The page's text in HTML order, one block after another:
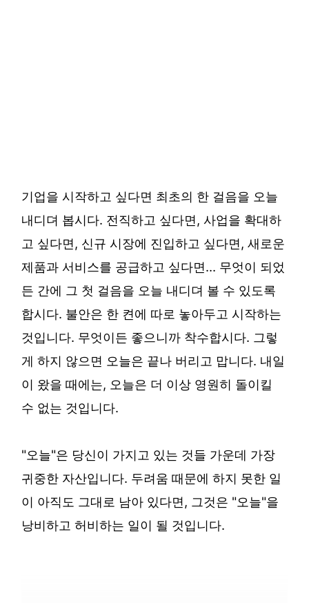
기업을 시작하고 싶다면 최초의 한 걸음을 오늘
내디뎌 봅시다. 전직하고 싶다면, 사업을 확대하
고 싶다면, 신규 시장에 진입하고 싶다면, 새로운
제품과 서비스를 공급하고 싶다면… 무엇이 되었
든 간에 그 첫 걸음을 오늘 내디뎌 볼 수 있도록
합시다. 불안은 한 켠에 따로 놓아두고 시작하는
것입니다. 무엇이든 좋으니까 착수합시다. 그렇
게 하지 않으면 오늘은 끝나 버리고 맙니다. 내일
이 왔을 때에는, 오늘은 더 이상 영원히 돌이킬
수 없는 것입니다.
"오늘"은 당신이 가지고 있는 것들 가운데 가장
귀중한 자산입니다. 두려움 때문에 하지 못한 일
이 아직도 그대로 남아 있다면, 그것은 "오늘"을
낭비하고 허비하는 일이 될 것입니다.